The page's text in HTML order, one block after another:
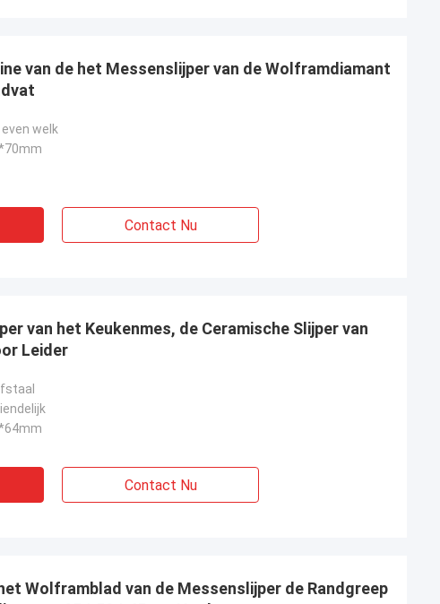
van de het Messenslijper van de Wolframdiamant
welk
Contact Nu
van het Keukenmes, de Ceramische Slijper van
Leider
Contact Nu
Wolframblad van de Messenslijper de Randgreep